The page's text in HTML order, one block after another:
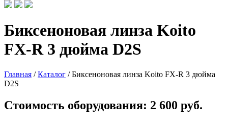
Биксеноновая линза Koito
FX-R 3 дюйма D2S
Главная / Каталог / Биксеноновая линза Koito FX-R 3 дюйма
D2S
Стоимость оборудования: 2 600 руб.